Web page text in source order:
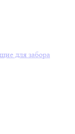
для забора